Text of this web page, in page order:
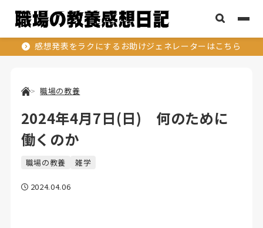
感想発表をラクにするお助けジェネレーターはこちら
職場の教養
2024年4月7日(日) 何のために
働くのか
職場の教養 雑学
2024.04.06